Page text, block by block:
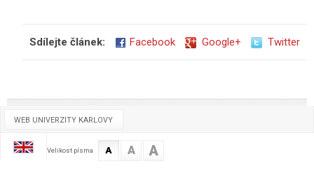
Sdílejte článek: Facebook Google+ Twitter
WEB UNIVERZITY KARLOVY
Velikost písma A A A